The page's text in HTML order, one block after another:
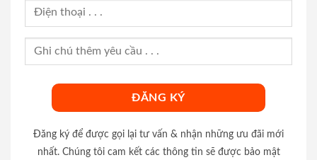
Đăng ký để được gọi lại tư vấn & nhận những ưu đãi mới
nhất. Chúng tôi cam kết các thông tin sẽ được bảo mật